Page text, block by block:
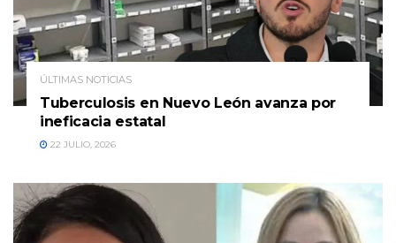
ÚLTIMAS NOTICIAS
Tuberculosis en Nuevo León avanza por
ineficacia estatal
22 JULIO, 2026